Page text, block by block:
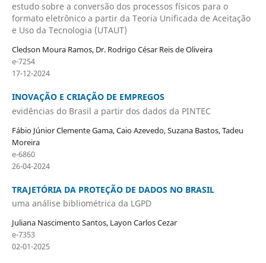
estudo sobre a conversão dos processos físicos para o
formato eletrônico a partir da Teoria Unificada de Aceitação
e Uso da Tecnologia (UTAUT)
Cledson Moura Ramos, Dr. Rodrigo César Reis de Oliveira
e-7254
17-12-2024
INOVAÇÃO E CRIAÇÃO DE EMPREGOS
evidências do Brasil a partir dos dados da PINTEC
Fábio Júnior Clemente Gama, Caio Azevedo, Suzana Bastos, Tadeu
Moreira
e-6860
26-04-2024
TRAJETÓRIA DA PROTEÇÃO DE DADOS NO BRASIL
uma análise bibliométrica da LGPD
Juliana Nascimento Santos, Layon Carlos Cezar
e-7353
02-01-2025